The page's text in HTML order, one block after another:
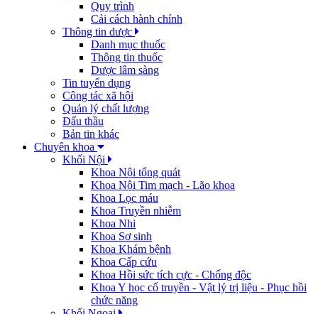
Quy trình
Cải cách hành chính
Thông tin dược
Danh mục thuốc
Thông tin thuốc
Dược lâm sàng
Tin tuyển dụng
Công tác xã hội
Quản lý chất lượng
Đấu thầu
Bản tin khác
Chuyên khoa
Khối Nội
Khoa Nội tổng quát
Khoa Nội Tim mạch - Lão khoa
Khoa Lọc máu
Khoa Truyền nhiễm
Khoa Nhi
Khoa Sơ sinh
Khoa Khám bệnh
Khoa Cấp cứu
Khoa Hồi sức tích cực - Chống độc
Khoa Y học cổ truyền - Vật lý trị liệu - Phục hồi
chức năng